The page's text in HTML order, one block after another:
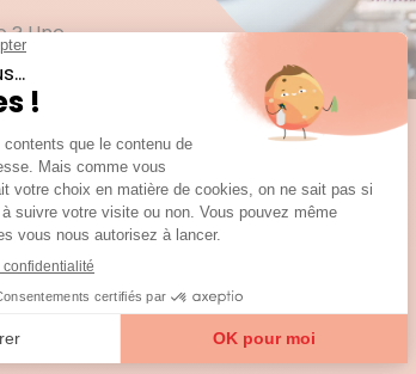
? Une
et
de vos
cadrer les
des
faire
est alors